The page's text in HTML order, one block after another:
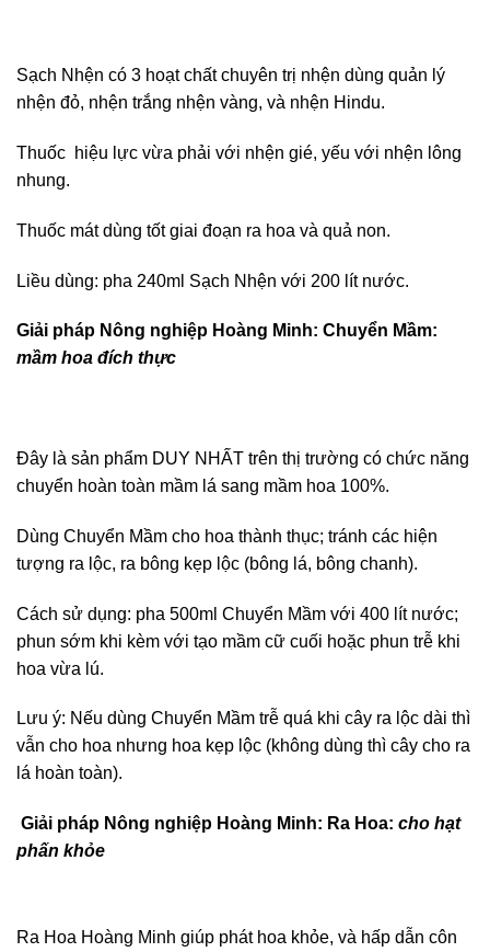
Sạch Nhện có 3 hoạt chất chuyên trị nhện dùng quản lý
nhện đỏ, nhện trắng nhện vàng, và nhện Hindu.
Thuốc hiệu lực vừa phải với nhện gié, yếu với nhện lông
nhung.
Thuốc mát dùng tốt giai đoạn ra hoa và quả non.
Liều dùng: pha 240ml Sạch Nhện với 200 lít nước.
Giải pháp Nông nghiệp Hoàng Minh: Chuyển Mầm:
mầm hoa đích thực
Đây là sản phẩm DUY NHẤT trên thị trường có chức năng
chuyển hoàn toàn mầm lá sang mầm hoa 100%.
Dùng Chuyển Mầm cho hoa thành thục; tránh các hiện
tượng ra lộc, ra bông kẹp lộc (bông lá, bông chanh).
Cách sử dụng: pha 500ml Chuyển Mầm với 400 lít nước;
phun sớm khi kèm với tạo mầm cữ cuối hoặc phun trễ khi
hoa vừa lú.
Lưu ý: Nếu dùng Chuyển Mầm trễ quá khi cây ra lộc dài thì
vẫn cho hoa nhưng hoa kẹp lộc (không dùng thì cây cho ra
lá hoàn toàn).
Giải pháp Nông nghiệp Hoàng Minh: Ra Hoa: cho hạt
phấn khỏe
Ra Hoa Hoàng Minh giúp phát hoa khỏe, và hấp dẫn côn